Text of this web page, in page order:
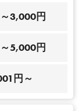
3,000円
5,000円
円～